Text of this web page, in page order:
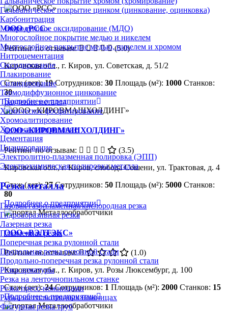
Гальваническое покрытие цинком (цинкование, оцинковка)
Карбонитрация
Микродуговое оксидирование (МДО)
Многослойное покрытие медью и никелем
Многослойное покрытие медью, никелем и хромом
Нитроцементация
Оксидирование
Плакирование
Силицирование
Термодиффузионное цинкование
Травление металла
Химическое фосфатирование
Хромоалитирование
Хромосилицирование
Цементация
Цианирование
Электролитно-плазменная полировка (ЭПП)
Электрохимическая полировка металла
Резка металла
Газовая/газопламенная/кислородная резка
Гидроабразивная резка
Лазерная резка
Плазменная резка
Поперечная резка рулонной стали
Продольная резка рулонной стали
Продольно-поперечная резка рулонной стали
Резка арматуры
Резка на ленточнопильном станке
Резка пресс-ножницами
Рубка на гильотинных ножницах
Фигурная резка труб
ООО «РСС»
Рейтинг по отзывам:
(5.0)
Кировская обл., г. Киров, ул. Советская, д. 51/2
Стаж (лет):19 Сотрудников: 30 Площадь (м²): 1000 Станков:
30
Подробнее о предприятии
ООО «КИРОВМАШХОЛДИНГ»
Рейтинг по отзывам:
(3.5)
Кировская обл., г. Киров, слобода Сошени, ул. Трактовая, д. 4
Стаж (лет):27 Сотрудников: 50 Площадь (м²): 5000 Станков:
80
Подробнее о предприятии
ООО «ВЭЛТЭКС»
Рейтинг по отзывам:
(1.0)
Кировская обл., г. Киров, ул. Розы Люксембург, д. 100
Стаж (лет):24 Сотрудников: 1 Площадь (м²): 2000 Станков: 15
Подробнее о предприятии